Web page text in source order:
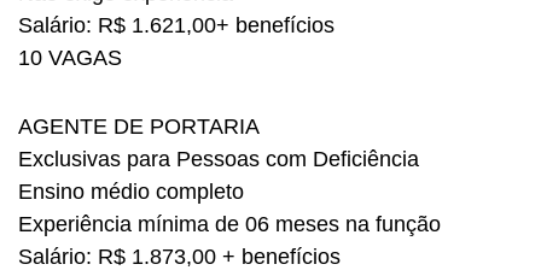
Salário: R$ 1.621,00+ benefícios
10 VAGAS
AGENTE DE PORTARIA
Exclusivas para Pessoas com Deficiência
Ensino médio completo
Experiência mínima de 06 meses na função
Salário: R$ 1.873,00 + benefícios